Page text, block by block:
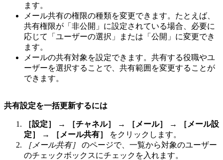
ます。
メール共有の権限の種類を変更できます。たとえば、
共有権限が「非公開」に設定されている場合、必要に
応じて「ユーザーの選択」または「公開」に変更でき
ます。
メールの共有対象を設定できます。共有する役職やユ
ーザーを選択することで、共有範囲を変更することが
できます。
共有設定を一括更新するには
［設定］ → ［チャネル］ → ［メール］ →
［メール設
定］
→ ［メール共有］
をクリックします。
［メール共有］ のページで、一覧から対象のユーザー
のチェックボックスにチェックを入れます。